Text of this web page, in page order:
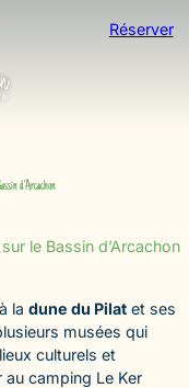
Réserver
d’Arcachon
le Bassin d’Arcachon
la dune du Pilat et ses
musées qui
culturels et
camping Le Ker